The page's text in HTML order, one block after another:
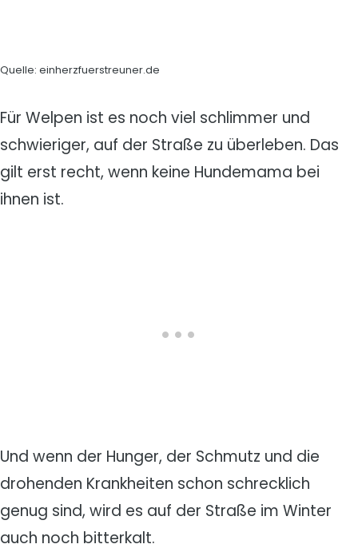
Quelle: einherzfuerstreuner.de
Für Welpen ist es noch viel schlimmer und
schwieriger, auf der Straße zu überleben. Das
gilt erst recht, wenn keine Hundemama bei
ihnen ist.
Und wenn der Hunger, der Schmutz und die
drohenden Krankheiten schon schrecklich
genug sind, wird es auf der Straße im Winter
auch noch bitterkalt.